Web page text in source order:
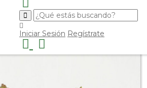
Iniciar Sesión Regístrate
Plantas> Palmas De Interior>